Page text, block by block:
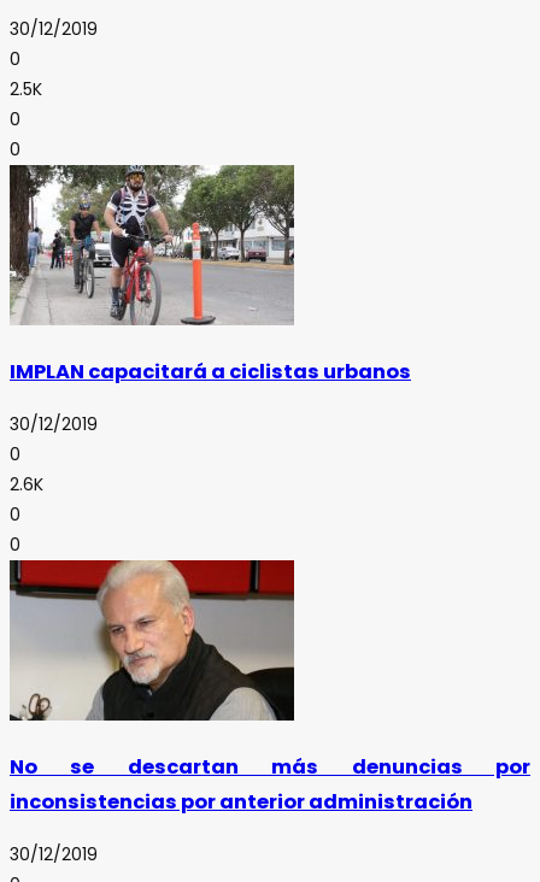
30/12/2019
0
2.5K
0
0
IMPLAN capacitará a ciclistas urbanos
30/12/2019
0
2.6K
0
0
No se descartan más denuncias por
inconsistencias por anterior administración
30/12/2019